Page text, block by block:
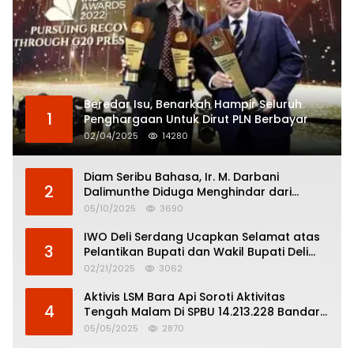
1
Beredar Isu, Benarkah Hampir Seluruh
Penghargaan Untuk Dirut PLN Berbayar
02/04/2025 14280
2
Diam Seribu Bahasa, Ir. M. Darbani
Dalimunthe Diduga Menghindar dari
Pertanggungjawaban Politik
05/10/2025 3690
3
IWO Deli Serdang Ucapkan Selamat atas
Pelantikan Bupati dan Wakil Bupati Deli
Serdang
02/21/2025 3062
4
Aktivis LSM Bara Api Soroti Aktivitas
Tengah Malam Di SPBU 14.213.228 Bandar
Tinggi
05/05/2025 2870